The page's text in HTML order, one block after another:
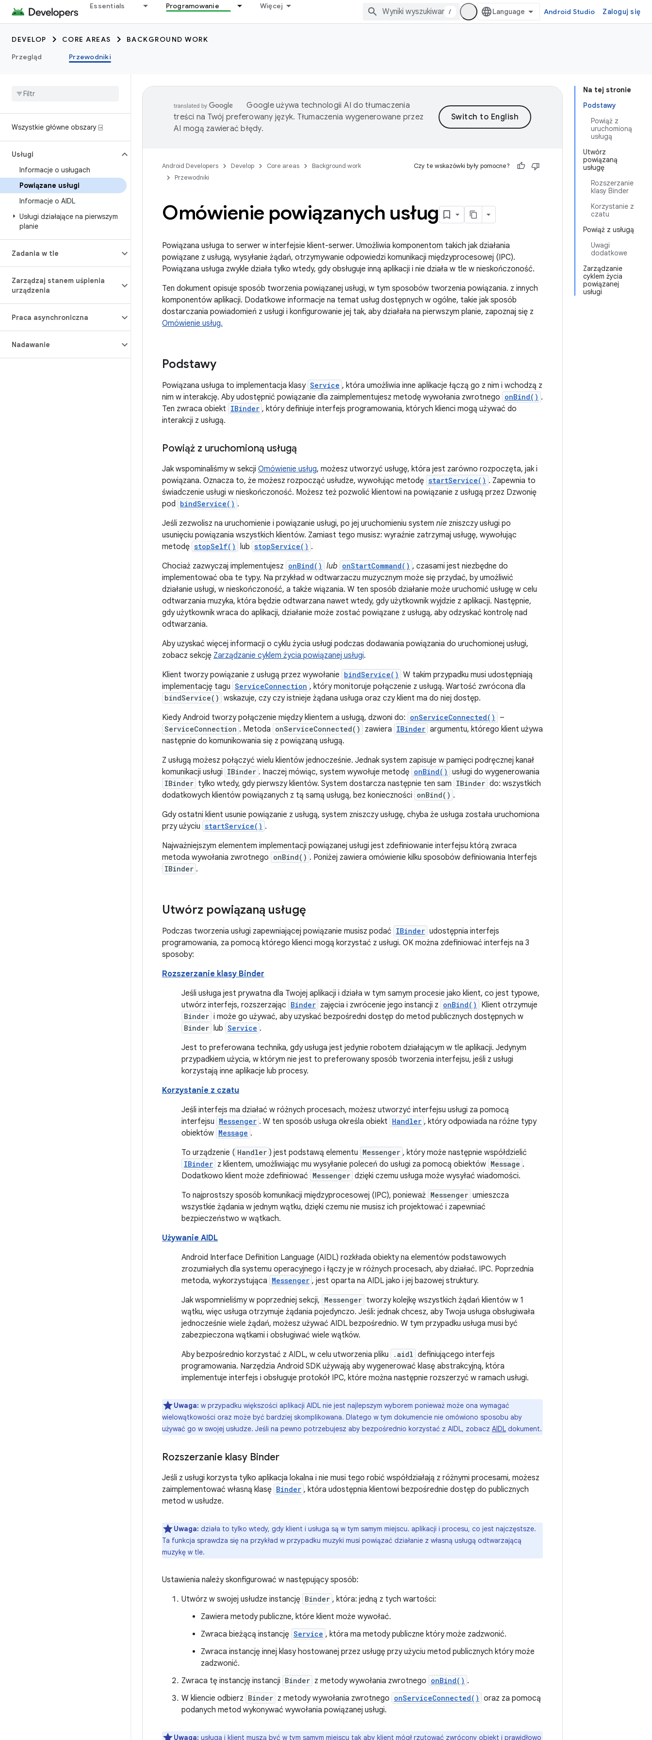
Essentials Programowanie Więcej
/ Android Studio Zaloguj się
DEVELOP CORE AREAS
BACKGROUND WORK
Przegląd
Przewodniki
Wszystkie główne obszary ⍈
Usługi
Informacje o usługach
Powiązane usługi
Informacje o AIDL
Usługi działające na pierwszym
planie
Zadania w tle
Zarządzaj stanem uśpienia
urządzenia
Praca asynchroniczna
Nadawanie
Na tej stronie
Podstawy
Powiąż z
uruchomioną
usługą
Utwórz
powiązaną
usługę
Rozszerzanie
klasy Binder
Korzystanie z
czatu
Powiąż z usługą
Uwagi
dodatkowe
Zarządzanie
cyklem życia
powiązanej
usługi
Google używa technologii AI do tłumaczenia
treści na Twój preferowany język. Tłumaczenia wygenerowane przez
AI mogą zawierać błędy.
Android Developers Develop Core areas
Background work
Przewodniki
Czy te wskazówki były pomocne?
Omówienie powiązanych usług
Powiązana usługa to serwer w interfejsie klient-serwer. Umożliwia komponentom takich jak działania
powiązane z usługą, wysyłanie żądań, otrzymywanie odpowiedzi komunikacji międzyprocesowej (IPC).
Powiązana usługa zwykle działa tylko wtedy, gdy obsługuje inną aplikacji i nie działa w tle w nieskończoność.
Ten dokument opisuje sposób tworzenia powiązanej usługi, w tym sposobów tworzenia powiązania. z innych
komponentów aplikacji. Dodatkowe informacje na temat usług dostępnych w ogólne, takie jak sposób
dostarczania powiadomień z usługi i konfigurowanie jej tak, aby działała na pierwszym planie, zapoznaj się z
Omówienie usług.
Podstawy
Powiązana usługa to implementacja klasy Service , która umożliwia inne aplikacje łączą go z nim i wchodzą z
nim w interakcję. Aby udostępnić powiązanie dla zaimplementujesz metodę wywołania zwrotnego onBind() .
Ten zwraca obiekt IBinder , który definiuje interfejs programowania, których klienci mogą używać do
interakcji z usługą.
Powiąż z uruchomioną usługą
Jak wspominaliśmy w sekcji Omówienie usług, możesz utworzyć usługę, która jest zarówno rozpoczęta, jak i
powiązana. Oznacza to, że możesz rozpocząć usłudze, wywołując metodę startService() . Zapewnia to
świadczenie usługi w nieskończoność. Możesz też pozwolić klientowi na powiązanie z usługą przez Dzwonię
pod bindService() .
Jeśli zezwolisz na uruchomienie i powiązanie usługi, po jej uruchomieniu system nie zniszczy usługi po
usunięciu powiązania wszystkich klientów. Zamiast tego musisz: wyraźnie zatrzymaj usługę, wywołując
metodę stopSelf() lub stopService() .
Chociaż zazwyczaj implementujesz onBind() lub onStartCommand() , czasami jest niezbędne do
implementować oba te typy. Na przykład w odtwarzaczu muzycznym może się przydać, by umożliwić
działanie usługi, w nieskończoność, a także wiązania. W ten sposób działanie może uruchomić usługę w celu
odtwarzania muzyka, która będzie odtwarzana nawet wtedy, gdy użytkownik wyjdzie z aplikacji. Następnie,
gdy użytkownik wraca do aplikacji, działanie może zostać powiązane z usługą, aby odzyskać kontrolę nad
odtwarzania.
Aby uzyskać więcej informacji o cyklu życia usługi podczas dodawania powiązania do uruchomionej usługi,
zobacz sekcję Zarządzanie cyklem życia powiązanej usługi.
Klient tworzy powiązanie z usługą przez wywołanie bindService() W takim przypadku musi udostępniają
implementację tagu ServiceConnection , który monitoruje połączenie z usługą. Wartość zwrócona dla
bindService() wskazuje, czy czy istnieje żądana usługa oraz czy klient ma do niej dostęp.
Kiedy Android tworzy połączenie między klientem a usługą, dzwoni do: onServiceConnected() –
ServiceConnection . Metoda onServiceConnected() zawiera IBinder argumentu, którego klient używa
następnie do komunikowania się z powiązaną usługą.
Z usługą możesz połączyć wielu klientów jednocześnie. Jednak system zapisuje w pamięci podręcznej kanał
komunikacji usługi IBinder . Inaczej mówiąc, system wywołuje metodę onBind() usługi do wygenerowania
IBinder tylko wtedy, gdy pierwszy klientów. System dostarcza następnie ten sam IBinder do: wszystkich
dodatkowych klientów powiązanych z tą samą usługą, bez konieczności onBind() .
Gdy ostatni klient usunie powiązanie z usługą, system zniszczy usługę, chyba że usługa została uruchomiona
przy użyciu startService() .
Najważniejszym elementem implementacji powiązanej usługi jest zdefiniowanie interfejsu którą zwraca
metoda wywołania zwrotnego onBind() . Poniżej zawiera omówienie kilku sposobów definiowania Interfejs
IBinder .
Utwórz powiązaną usługę
Podczas tworzenia usługi zapewniającej powiązanie musisz podać IBinder udostępnia interfejs
programowania, za pomocą którego klienci mogą korzystać z usługi. OK można zdefiniować interfejs na 3
sposoby:
Rozszerzanie klasy Binder
Jeśli usługa jest prywatna dla Twojej aplikacji i działa w tym samym procesie jako klient, co jest typowe,
utwórz interfejs, rozszerzając Binder zajęcia i zwrócenie jego instancji z onBind() Klient otrzymuje
Binder i może go używać, aby uzyskać bezpośredni dostęp do metod publicznych dostępnych w
Binder lub Service .
Jest to preferowana technika, gdy usługa jest jedynie robotem działającym w tle aplikacji. Jedynym
przypadkiem użycia, w którym nie jest to preferowany sposób tworzenia interfejsu, jeśli z usługi
korzystają inne aplikacje lub procesy.
Korzystanie z czatu
Jeśli interfejs ma działać w różnych procesach, możesz utworzyć interfejsu usługi za pomocą
interfejsu Messenger . W ten sposób usługa określa obiekt Handler , który odpowiada na różne typy
obiektów Message .
To urządzenie ( Handler ) jest podstawą elementu Messenger , który może następnie współdzielić
IBinder z klientem, umożliwiając mu wysyłanie poleceń do usługi za pomocą obiektów Message .
Dodatkowo klient może zdefiniować Messenger dzięki czemu usługa może wysyłać wiadomości.
To najprostszy sposób komunikacji międzyprocesowej (IPC), ponieważ Messenger umieszcza
wszystkie żądania w jednym wątku, dzięki czemu nie musisz ich projektować i zapewniać
bezpieczeństwo w wątkach.
Używanie AIDL
Android Interface Definition Language (AIDL) rozkłada obiekty na elementów podstawowych
zrozumiałych dla systemu operacyjnego i łączy je w różnych procesach, aby działać. IPC. Poprzednia
metoda, wykorzystująca Messenger , jest oparta na AIDL jako i jej bazowej struktury.
Jak wspomnieliśmy w poprzedniej sekcji, Messenger tworzy kolejkę wszystkich żądań klientów w 1
wątku, więc usługa otrzymuje żądania pojedynczo. Jeśli: jednak chcesz, aby Twoja usługa obsługiwała
jednocześnie wiele żądań, możesz używać AIDL bezpośrednio. W tym przypadku usługa musi być
zabezpieczona wątkami i obsługiwać wiele wątków.
Aby bezpośrednio korzystać z AIDL, w celu utworzenia pliku
.aidl definiującego interfejs
programowania. Narzędzia Android SDK używają aby wygenerować klasę abstrakcyjną, która
implementuje interfejs i obsługuje protokół IPC, które można następnie rozszerzyć w ramach usługi.
Uwaga: w przypadku większości aplikacji AIDL nie jest najlepszym wyborem ponieważ może ona wymagać
wielowątkowości oraz może być bardziej skomplikowana. Dlatego w tym dokumencie nie omówiono sposobu aby
używać go w swojej usłudze. Jeśli na pewno potrzebujesz aby bezpośrednio korzystać z AIDL, zobacz AIDL dokument.
Rozszerzanie klasy Binder
Jeśli z usługi korzysta tylko aplikacja lokalna i nie musi tego robić współdziałają z różnymi procesami, możesz
zaimplementować własną klasę Binder , która udostępnia klientowi bezpośrednie dostęp do publicznych
metod w usłudze.
Uwaga: działa to tylko wtedy, gdy klient i usługa są w tym samym miejscu. aplikacji i procesu, co jest najczęstsze.
Ta funkcja sprawdza się na przykład w przypadku muzyki musi powiązać działanie z własną usługą odtwarzającą
muzykę w tle.
Ustawienia należy skonfigurować w następujący sposób:
Utwórz w swojej usłudze instancję Binder , która: jedną z tych wartości:
Zawiera metody publiczne, które klient może wywołać.
Zwraca bieżącą instancję Service , która ma metody publiczne który może zadzwonić.
Zwraca instancję innej klasy hostowanej przez usługę przy użyciu metod publicznych który może
zadzwonić.
Zwraca tę instancję instancji Binder z metody wywołania zwrotnego onBind() .
W kliencie odbierz Binder z metody wywołania zwrotnego onServiceConnected() oraz za pomocą
podanych metod wykonywać wywołania powiązanej usługi.
Uwaga: usługa i klient muszą być w tym samym miejscu tak aby klient mógł rzutować zwrócony obiekt i prawidłowo